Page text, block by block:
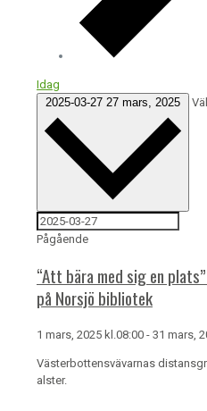
Idag
2025-03-27 27 mars, 2025
Pågående
“Att bära med sig en
på Norsjö bibliotek
1 mars, 2025 kl.08:00 - 31 mars,
Västerbottensvävarnas
alster.